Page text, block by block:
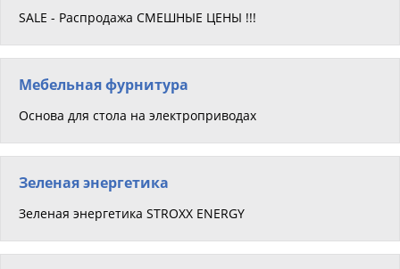
SALE - Распродажа СМЕШНЫЕ ЦЕНЫ !!!
Мебельная фурнитура
Основа для стола на электроприводах
Зеленая энергетика
Зеленая энергетика STROXX ENERGY